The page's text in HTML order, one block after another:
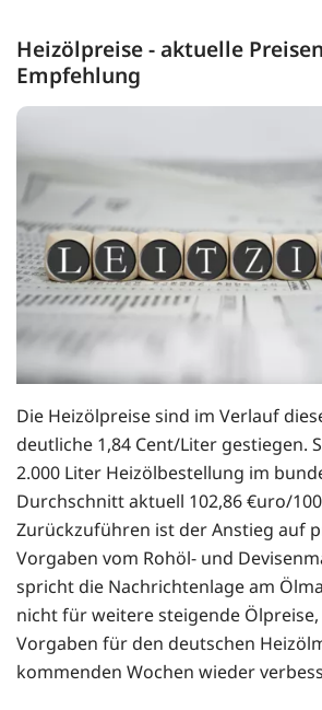
Heizölpreise - aktuelle
Empfehlung
Die Heizölpreise sind im Verlauf
deutliche 1,84 Cent/Liter gestiegen.
2.000 Liter Heizölbestellung im
Durchschnitt aktuell 102,86 €uro/
Zurückzuführen ist der Anstieg auf
Vorgaben vom Rohöl- und
spricht die Nachrichtenlage am
nicht für weitere steigende Ölpreise,
Vorgaben für den deutschen
kommenden Wochen wieder